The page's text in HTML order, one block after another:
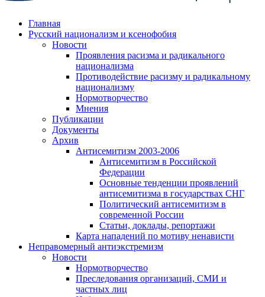
Главная
Русский национализм и ксенофобия
Новости
Проявления расизма и радикального
национализма
Противодействие расизму и радикальному
национализму
Нормотворчество
Мнения
Публикации
Документы
Архив
Антисемитизм 2003-2006
Антисемитизм в Российской
Федерации
Основные тенденции проявлений
антисемитизма в государствах СНГ
Политический антисемитизм в
современной России
Статьи, доклады, репортажи
Карта нападений по мотиву ненависти
Неправомерный антиэкстремизм
Новости
Нормотворчество
Преследования организаций, СМИ и
частных лиц